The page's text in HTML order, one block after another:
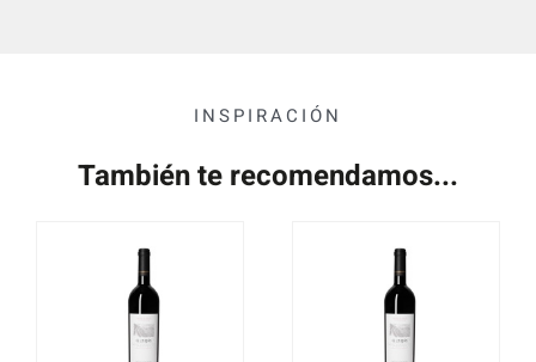
INSPIRACIÓN
También te recomendamos...